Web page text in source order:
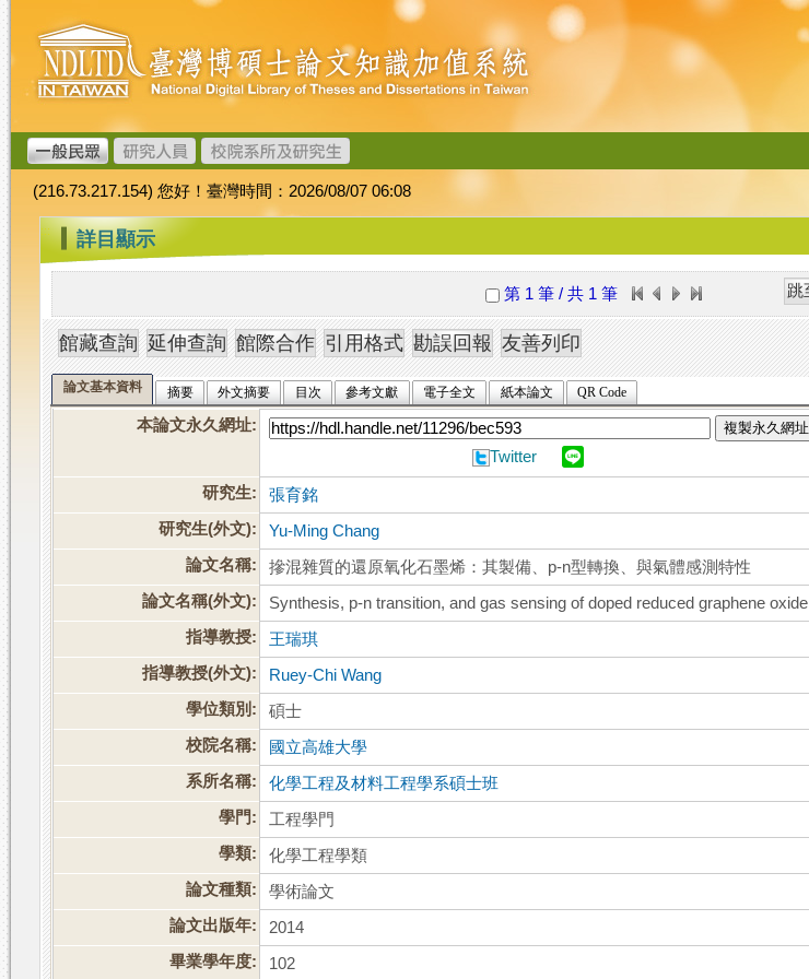
跳
到
主
要
內
容
臺
灣
博
碩
士
論
文
加
值
系
統
(216.73.217.154) 您好！臺灣時間：2026/08/07 06:08
::: 詳目顯示
第 1 筆 / 共 1 筆
論文基本資料 摘要 外文摘要 目次 參考文獻 電子全文 紙本論文 QR Code
本論文永久網址: 複製永久網址
Twitter
研究生:
張育銘
研究生(外文):
Yu-Ming Chang
論文名稱:
摻混雜質的還原氧化石墨烯：其製備、p-n型轉換、與氣體感測特性
論文名稱(外文):
Synthesis, p-n transition, and gas sensing of doped reduced graphene oxide
指導教授:
王瑞琪
指導教授(外文):
Ruey-Chi Wang
學位類別:
碩士
校院名稱:
國立高雄大學
系所名稱:
化學工程及材料工程學系碩士班
學門:
工程學門
學類:
化學工程學類
論文種類:
學術論文
論文出版年:
2014
畢業學年度:
102